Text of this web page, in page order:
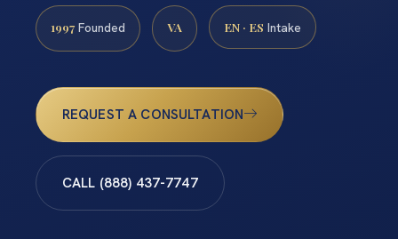
1997 Founded VA EN · ES Intake
REQUEST A CONSULTATION
CALL (888) 437-7747